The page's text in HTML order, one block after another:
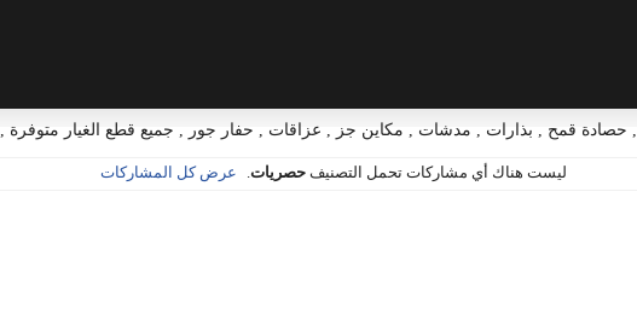
حصادة قمح , بذارات , مدشات , مكاين جز , عزاقات , حفار جور , جميع قطع الغيار متوفرة ,
‏ليست هناك أي مشاركات تحمل التصنيف حصريات. عرض كل المشاركات